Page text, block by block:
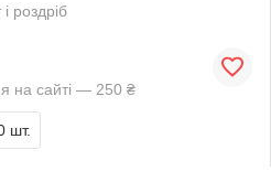
роздріб
на сайті — 250 ₴
шт.